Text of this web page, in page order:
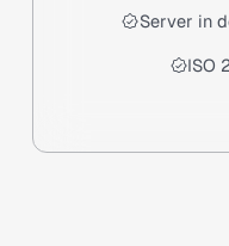
Server in
ISO